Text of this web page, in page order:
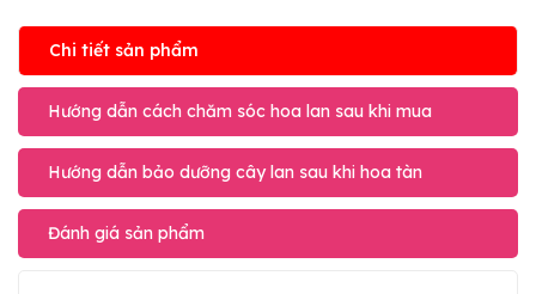
Chi tiết sản phẩm
Hướng dẫn cách chăm sóc hoa lan sau khi mua
Hướng dẫn bảo dưỡng cây lan sau khi hoa tàn
Đánh giá sản phẩm